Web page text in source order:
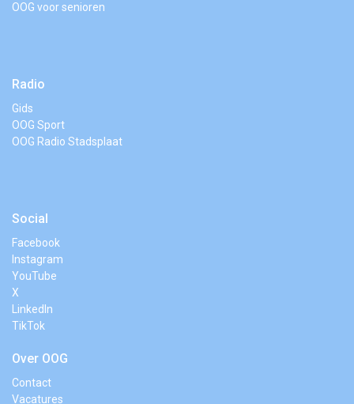
OOG voor senioren
Radio
Gids
OOG Sport
OOG Radio Stadsplaat
Social
Facebook
Instagram
YouTube
X
LinkedIn
TikTok
Over OOG
Contact
Vacatures